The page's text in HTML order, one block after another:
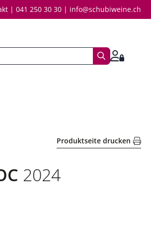
041 250 30 30 info@schubiweine.ch
Produktseite drucken
2024